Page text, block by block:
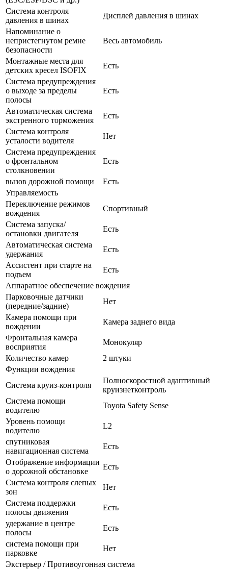
Система контроля
давления в шинах
Дисплей давления в шинах
Напоминание о
непристегнутом ремне
безопасности
Весь автомобиль
Монтажные места для
детских кресел ISOFIX
Есть
Система предупреждения
о выходе за пределы
полосы
Есть
Автоматическая система
экстренного торможения
Есть
Система контроля
усталости водителя
Нет
Система предупреждения
о фронтальном
столкновении
Есть
вызов дорожной помощи
Есть
Управляемость
Переключение режимов
вождения
Спортивный
Система запуска/
остановки двигателя
Есть
Автоматическая система
удержания
Есть
Ассистент при старте на
подъем
Есть
Аппаратное обеспечение вождения
Парковочные датчики
(передние/задние)
Нет
Камера помощи при
вождении
Камера заднего вида
Фронтальная камера
восприятия
Монокуляр
Количество камер
2 штуки
Функции вождения
Система круиз-контроля
Полноскоростной адаптивный
круизнетконтроль
Система помощи
водителю
Toyota Safety Sense
Уровень помощи
водителю
L2
спутниковая
навигационная система
Есть
Отображение информации
о дорожной обстановке
Есть
Система контроля слепых
зон
Нет
Система поддержки
полосы движения
Есть
удержание в центре
полосы
Есть
система помощи при
парковке
Нет
Экстерьер / Противоугонная система